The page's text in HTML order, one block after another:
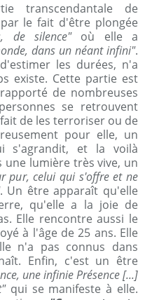
transcendantale de
le fait d'être plongée
de silence"où elle a
dans un néant infini".
les durées, n'a
existe. Cette partie est
de nombreuses
se retrouvent
de les terroriser ou de
pour elle, un
s'agrandit, et la voilà
lumière très vive, un
pur, celui qui s'offre et ne
. Un être apparaît qu'elle
qu'elle a la joie de
Elle rencontre aussi le
à l'âge de 25 ans. Elle
n'a pas connus dans
Enfin, c'est un être
une infinie Présence [...]
qui se manifeste à elle.